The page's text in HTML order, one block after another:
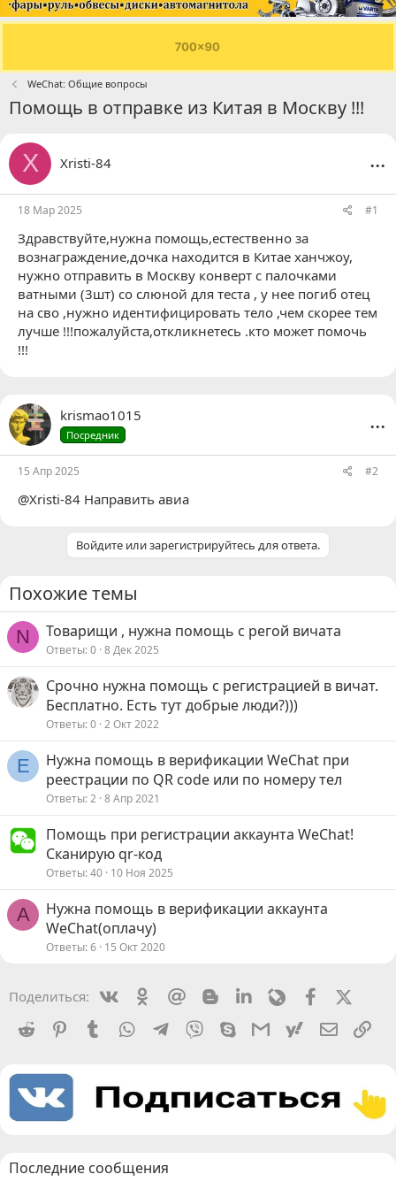
WeChat: Общие вопросы
Помощь в отправке из Китая в Москву !!!
X Xristi-84 ...
18 Мар 2025 #1
Здравствуйте,нужна помощь,естественно за
вознаграждение,дочка находится в Китае ханчжоу,
нужно отправить в Москву конверт с палочками
ватными (3шт) со слюной для теста , у нее погиб отец
на сво ,нужно идентифицировать тело ,чем скорее тем
лучше !!!пожалуйста,откликнетесь .кто может помочь
!!!
krismao1015
Посредник
...
15 Апр 2025 #2
@Xristi-84 Направить авиа
Войдите или зарегистрируйтесь для ответа.
Похожие темы
N Товарищи , нужна помощь с регой вичата
Ответы 0 8 Дек 2025
Срочно нужна помощь с регистрацией в вичат.
Бесплатно. Есть тут добрые люди?)))
Ответы 0 2 Окт 2022
Е
Нужна помощь в верификации WeChat при
реестрации по QR code или по номеру тел
Ответы 2 8 Апр 2021
Помощь при регистрации аккаунта WeChat!
Сканирую qr-код
Ответы 40 10 Ноя 2025
A
Нужна помощь в верификации аккаунта
WeChat(оплачу)
Ответы 6 15 Окт 2020
Поделиться: VkontakteOdnoklassniki
Mail.ru BloggerLinkedinLivejournalFacebook
Reddit
PinterestTumblr WhatsAppTelegram
Viber SkypeGmailyahoomail
Последние сообщения